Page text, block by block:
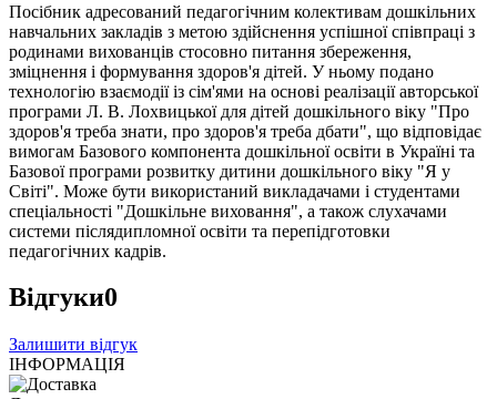
Посібник адресований педагогічним колективам дошкільних
навчальних закладів з метою здійснення успішної співпраці з
родинами вихованців стосовно питання збереження,
зміцнення і формування здоров'я дітей. У ньому подано
технологію взаємодії із сім'ями на основі реалізації авторської
програми Л. В. Лохвицької для дітей дошкільного віку "Про
здоров'я треба знати, про здоров'я треба дбати", що відповідає
вимогам Базового компонента дошкільної освіти в Україні та
Базової програми розвитку дитини дошкільного віку "Я у
Світі". Може бути використаний викладачами і студентами
спеціальності "Дошкільне виховання", а також слухачами
системи післядипломної освіти та перепідготовки
педагогічних кадрів.
Відгуки0
Залишити відгук
ІНФОРМАЦІЯ